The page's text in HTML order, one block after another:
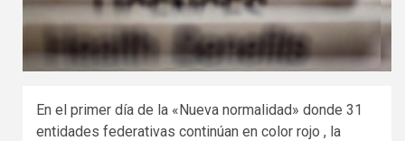
En el primer día de la «Nueva normalidad» donde 31
entidades federativas continúan en color rojo , la